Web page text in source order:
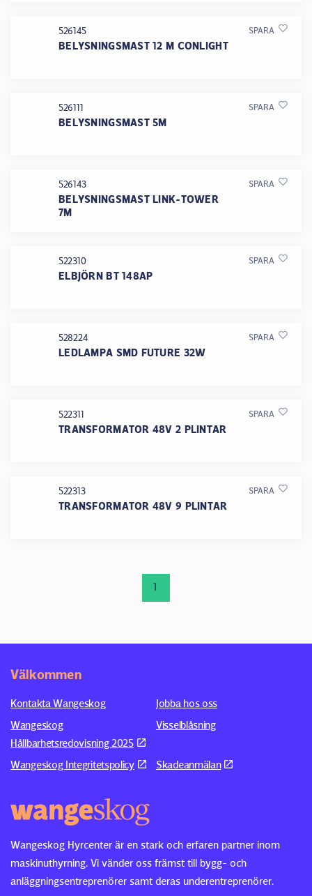
526145
BELYSNINGSMAST 12 M CONLIGHT
SPARA
526111
BELYSNINGSMAST 5M
SPARA
526143
BELYSNINGSMAST LINK-TOWER
7M
SPARA
522310
ELBJÖRN BT 148AP
SPARA
528224
LEDLAMPA SMD FUTURE 32W
SPARA
522311
TRANSFORMATOR 48V 2 PLINTAR
SPARA
522313
TRANSFORMATOR 48V 9 PLINTAR
SPARA
1
Wangeskog Hyrcenter är en stark och erfaren partner inom
maskinuthyrning. Vi vänder oss främst till bygg- och
anläggningsentreprenörer samt deras underentreprenörer.
Välkommen
Kontakta Wangeskog
Jobba hos oss
Wangeskog
Hållbarhetsredovisning 2025
Visselblåsning
Wangeskog Integritetspolicy Skadeanmälan